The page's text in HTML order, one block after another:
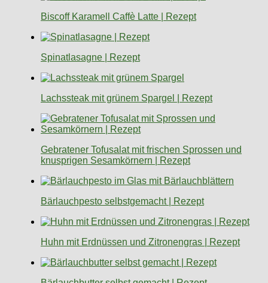
Biscoff Karamell Caffè Latte | Rezept
Spinatlasagne | Rezept
Lachssteak mit grünem Spargel | Rezept
Gebratener Tofusalat mit frischen Sprossen und
knusprigen Sesamkörnern | Rezept
Bärlauchpesto selbstgemacht | Rezept
Huhn mit Erdnüssen und Zitronengras | Rezept